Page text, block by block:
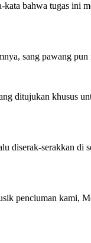
bahwa tugas ini
sang pawang
ditujukan khusus
diserak-serakkan di
penciuman kami,